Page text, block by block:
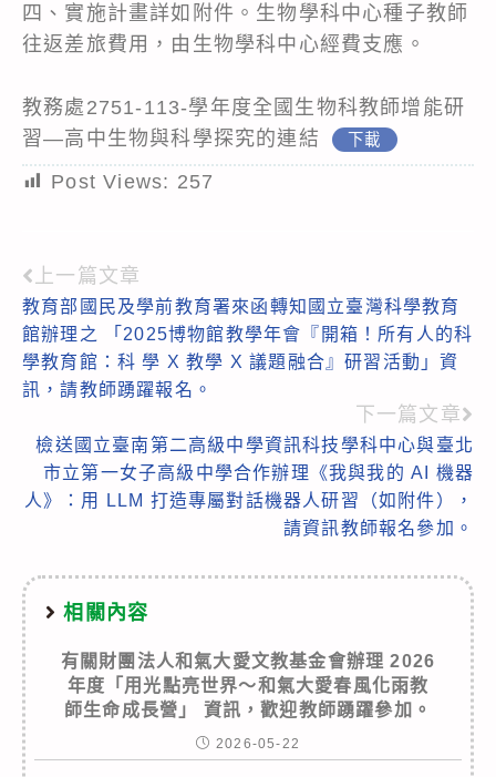
四、實施計畫詳如附件。生物學科中心種子教師
往返差旅費用，由生物學科中心經費支應。
教務處2751-113-學年度全國生物科教師增能研
習—高中生物與科學探究的連結
下載
Post Views: 257
Read
more
articles
上一篇文章
教育部國民及學前教育署來函轉知國立臺灣科學教育
館辦理之 「2025博物館教學年會『開箱！所有人的科
學教育館：科 學 X 教學 X 議題融合』研習活動」資
訊，請教師踴躍報名。
下一篇文章
檢送國立臺南第二高級中學資訊科技學科中心與臺北
市立第一女子高級中學合作辦理《我與我的 AI 機器
人》：用 LLM 打造專屬對話機器人研習（如附件），
請資訊教師報名參加。
相關內容
有關財團法人和氣大愛文教基金會辦理 2026
年度「用光點亮世界～和氣大愛春風化雨教
師生命成長營」 資訊，歡迎教師踴躍參加。
2026-05-22